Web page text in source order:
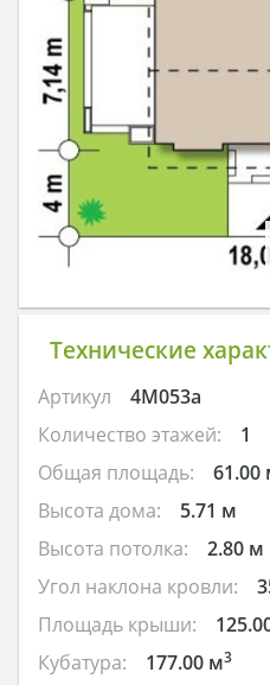
Технические
Артикул
4M053a
Количество этажей:
1
Общая площадь:
61.00
Высота дома:
5.71 м
Высота потолка:
2.80 м
Угол наклона кровли:
Площадь крыши:
Кубатура: 177.00 м3